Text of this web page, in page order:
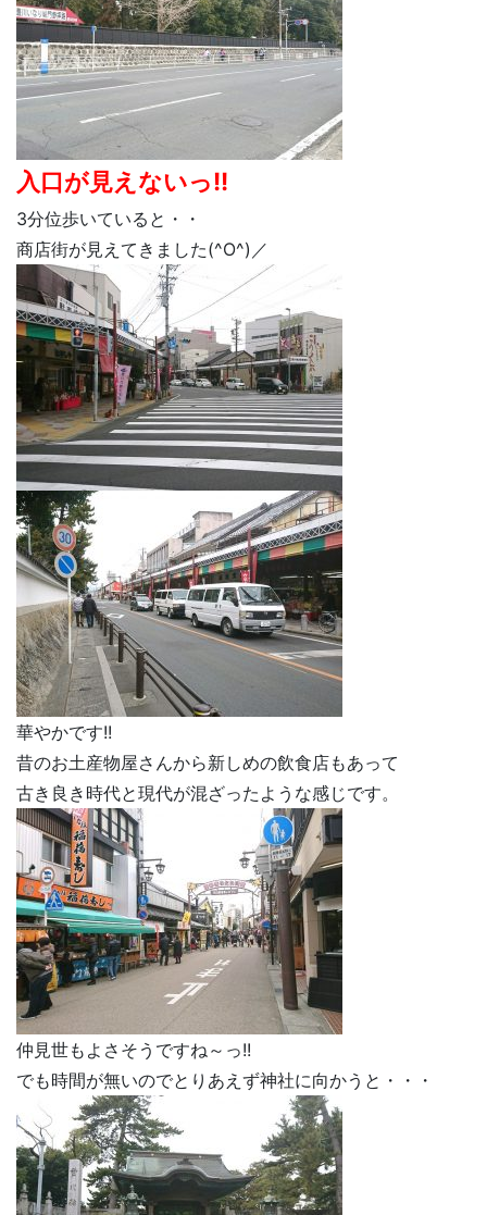
入口が見えないっ!!
3分位歩いていると・・
商店街が見えてきました(^O^)／
華やかです!!
昔のお土産物屋さんから新しめの飲食店もあって
古き良き時代と現代が混ざったような感じです。
仲見世もよさそうですね～っ!!
でも時間が無いのでとりあえず神社に向かうと・・・